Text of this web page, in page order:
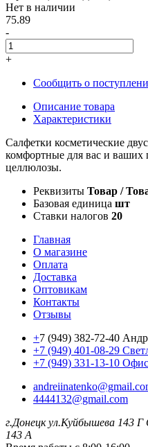
Нет в наличии
75.89
-
+
Сообщить о
Описание товара
Характеристики
Салфетки косметические
комфортные для вас и ваших
целлюлозы.
Реквизиты Товар /
Базовая единица шт
Ставки налогов 20
Главная
О магазине
Оплата
Доставка
Оптовикам
Контакты
Отзывы
+7 (949) 382-72-40
+7 (949) 401-08-29
+7 (949) 331-13-10 Офис
4444132@gmail.com
г.Донецк ул.Куйбышева 143 Г
143 А